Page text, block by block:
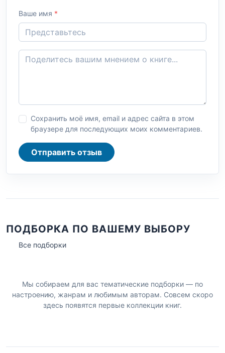
Ваше имя *
Сохранить моё имя, email и адрес сайта в этом
браузере для последующих моих комментариев.
Отправить отзыв
ПОДБОРКА ПО ВАШЕМУ ВЫБОРУ
Все подборки
Мы собираем для вас тематические подборки — по
настроению, жанрам и любимым авторам. Совсем скоро
здесь появятся первые коллекции книг.